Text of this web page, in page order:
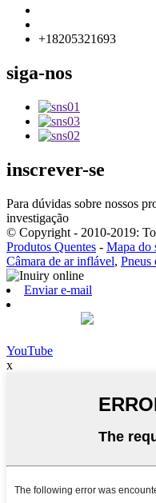
+18205321693
siga-nos
inscrever-se
Para dúvidas sobre nossos
investigação
© Copyright - 2010-2019:
Produtos Quentes - Mapa do
Câmara de ar inflável, Pneus
Enviar e-mail
YouTube
x